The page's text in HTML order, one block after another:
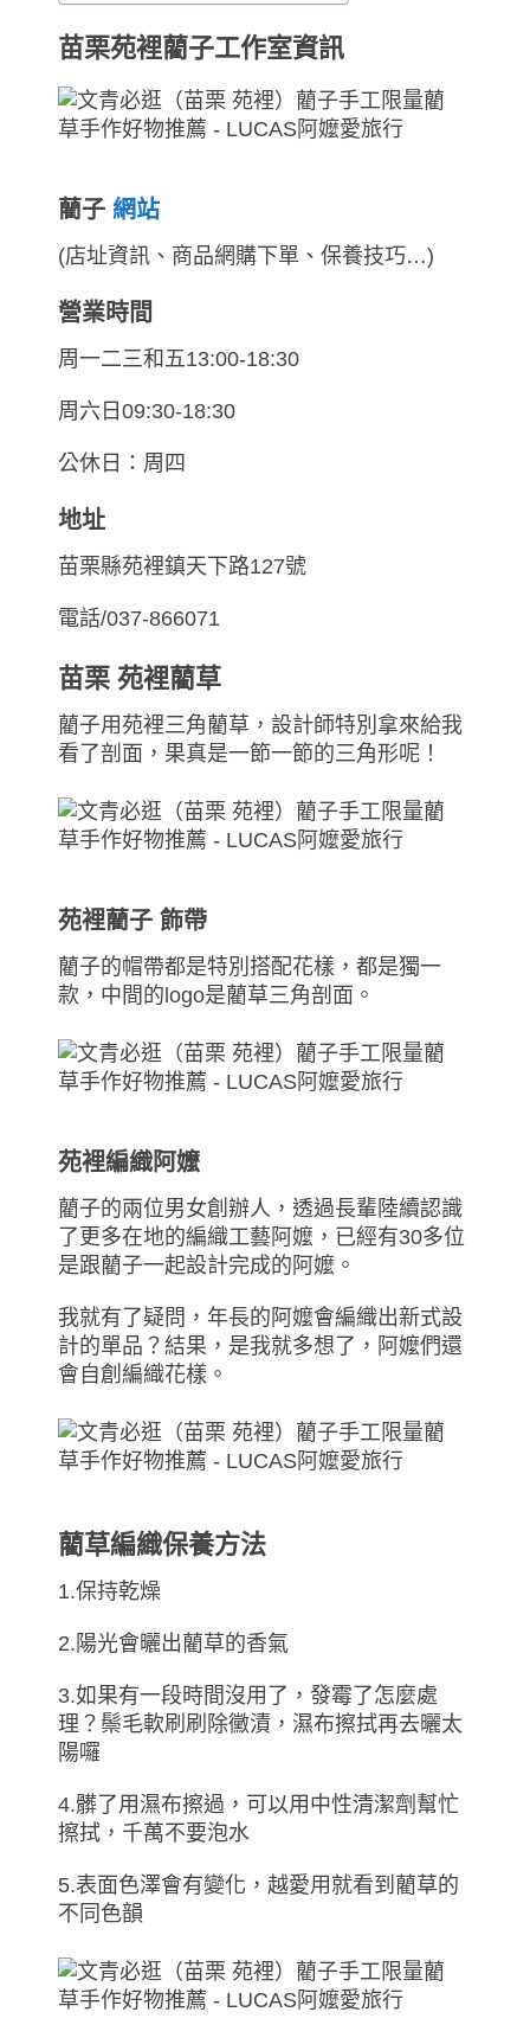
苗栗苑裡藺子工作室資訊
藺子 網站
(店址資訊、商品網購下單、保養技巧…)
營業時間
周一二三和五13:00-18:30
周六日09:30-18:30
公休日：周四
地址
苗栗縣苑裡鎮天下路127號
電話/037-866071
苗栗 苑裡藺草
藺子用苑裡三角藺草，設計師特別拿來給我
看了剖面，果真是一節一節的三角形呢！
苑裡藺子 飾帶
藺子的帽帶都是特別搭配花樣，都是獨一
款，中間的logo是藺草三角剖面。
苑裡編織阿嬤
藺子的兩位男女創辦人，透過長輩陸續認識
了更多在地的編織工藝阿嬤，已經有30多位
是跟藺子一起設計完成的阿嬤。
我就有了疑問，年長的阿嬤會編織出新式設
計的單品？結果，是我就多想了，阿嬤們還
會自創編織花樣。
藺草編織保養方法
1.保持乾燥
2.陽光會曬出藺草的香氣
3.如果有一段時間沒用了，發霉了怎麼處
理？鬃毛軟刷刷除黴漬，濕布擦拭再去曬太
陽囉
4.髒了用濕布擦過，可以用中性清潔劑幫忙
擦拭，千萬不要泡水
5.表面色澤會有變化，越愛用就看到藺草的
不同色韻